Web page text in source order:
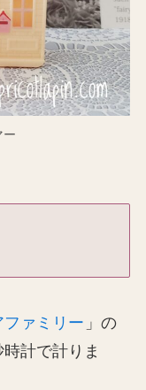
ー
ァミリー 」の
計で計りま